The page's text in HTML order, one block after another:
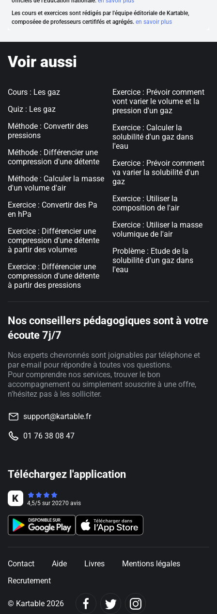
Les cours et exercices sont rédigés par l'équipe éditoriale de Kartable,
composéee de professeurs certififés et agrégés. en savoir plus
Voir aussi
Cours : Les gaz
Quiz : Les gaz
Méthode : Convertir des
pressions
Méthode : Différencier une
compression d'une détente
Méthode : Calculer la masse
d'un volume d'air
Exercice : Convertir des Pa
en hPa
Exercice : Différencier une
compression d'une détente
à partir des volumes
Exercice : Différencier une
compression d'une détente
à partir des pressions
Exercice : Prévoir comment
vont varier le volume et la
pression d'un gaz
Exercice : Calculer la
solubilité d'un gaz dans
l'eau
Exercice : Prévoir comment
va varier la solubilité d'un
gaz
Exercice : Utiliser la
composition de l'air
Exercice : Utiliser la masse
volumique de l'air
Problème : Etude de la
solubilité d'un gaz dans
l'eau
Nos conseillers pédagogiques sont à votre
écoute 7j/7
Nos experts chevronnés sont joignables par téléphone et
par e-mail pour répondre à toutes vos questions.
Pour comprendre nos services, trouver le bon
accompagnement ou simplement souscrire à une offre,
n'hésitez pas à les solliciter.
support@kartable.fr
01 76 38 08 47
Téléchargez l'application
4,5/5 sur 20270 avis
Contact Aide Livres
Mentions légales
Recrutement
© Kartable 2026